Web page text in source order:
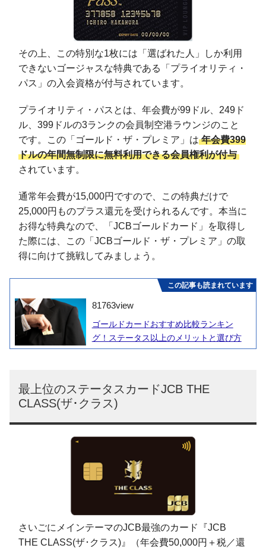
その上、この特別な1枚には「選ばれた人」しか利用
できないゴージャスな特典である「プライオリティ・
パス」の入会資格が付与されています。
プライオリティ・パスとは、年会費が99ドル、249ド
ル、399ドルの3ランクの会員制空港ラウンジのこと
です。この「ゴールド・ザ・プレミア」は 年会費399
ドルの年間無制限に無料利用できる会員権利が付与
されています。
通常年会費が15,000円ですので、この特典だけで
25,000円ものプラス還元を受けられるんです。本当に
お得な特典なので、「JCBゴールドカード」を取得し
た際には、この「JCBゴールド・ザ・プレミア」の取
得に向けて挑戦してみましょう。
この記事も読まれています
81763view
ゴールドカードおすすめ比較ランキン
グ！ステータス以上のメリットと選び方
最上位のステータスカードJCB THE
CLASS(ザ･クラス)
さいごにメインテーマのJCB最強のカード『JCB
THE CLASS(ザ･クラス)』（年会費50,000円＋税／還